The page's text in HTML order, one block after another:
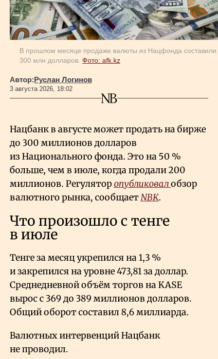
В прошлом месяце продажи валюты из Нацфонда составили
300 млн долларов. Фото: afk.kz
Автор:Руслан Логинов
3 августа 2026, 18:02
Нацбанк в августе может продать на бирже
до 300 миллионов долларов
из Национального фонда. Это на 50 %
больше, чем в июле, когда продали 200
миллионов. Регуляторопубликовалобзор
валютного рынка, сообщаетNBK.
Что произошло с тенге
в июле
Тенге за месяц укрепился на 1,3 %
и закрепился на уровне 473,81 за доллар.
Среднедневной объём торгов на KASE
вырос с 369 до 389 миллионов долларов.
Общий оборот составил 8,6 миллиарда.
Валютных интервенций Нацбанк
не проводил.